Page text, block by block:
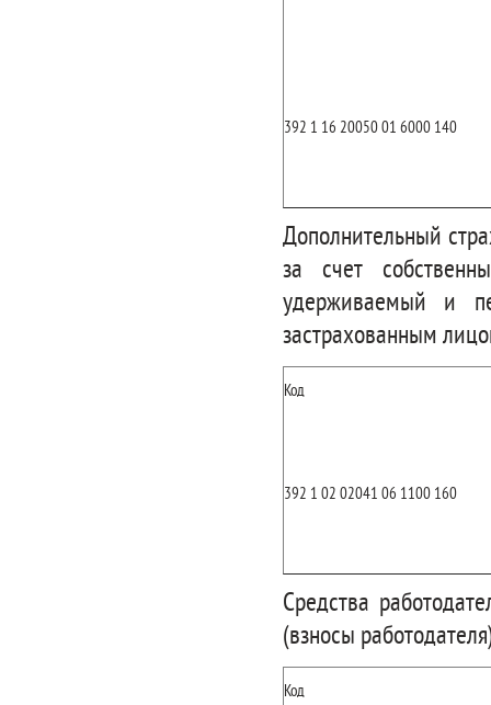
392 1 16 20050 01 6000 140
Дополнительный
за счет
удерживаемый и
застрахованным
Код
392 1 02 02041 06 1100 160
Средства
(взносы
Код